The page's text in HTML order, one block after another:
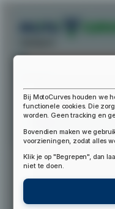
Bij MotoCurves houden we
functionele cookies. Die
worden. Geen tracking en
Bovendien maken we
voorzieningen, zodat alles
Klik je op "Begrepen", dan
niet te doen.